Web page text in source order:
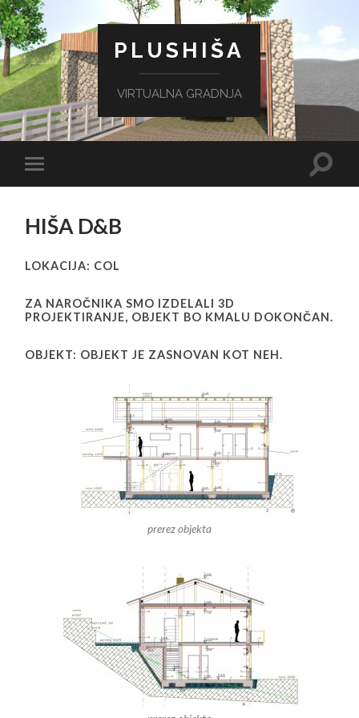
PLUSHIŠA
VIRTUALNA GRADNJA
mobile
Toggle
HIŠA D&B
LOKACIJA: COL
ZA NAROČNIKA SMO IZDELALI 3D
PROJEKTIRANJE, OBJEKT BO KMALU DOKONČAN.
OBJEKT: OBJEKT JE ZASNOVAN KOT NEH.
prerez objekta